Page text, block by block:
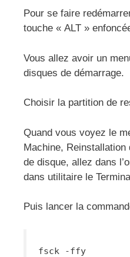
Pour se faire
touche « ALT »
Vous allez avoir un
disques de démarrage.
Choisir la partition de
Quand vous voyez le
Machine,
de disque, allez dans
dans utilitaire le
Puis lancer la
fsck -ffy